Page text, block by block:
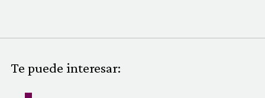
QUIÉNES SOMOS
Te puede interesar: